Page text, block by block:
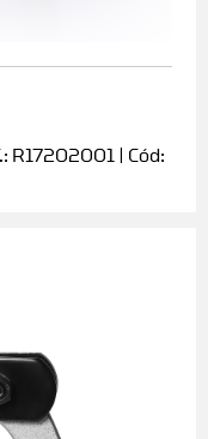
R17202001 | Cód: